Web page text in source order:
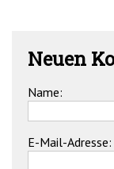
Neuen
Name:
E-Mail-Adresse: